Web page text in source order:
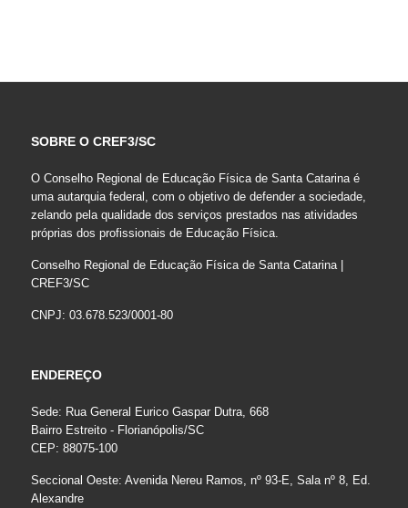
SOBRE O CREF3/SC
O Conselho Regional de Educação Física de Santa Catarina é
uma autarquia federal, com o objetivo de defender a sociedade,
zelando pela qualidade dos serviços prestados nas atividades
próprias dos profissionais de Educação Física.
Conselho Regional de Educação Física de Santa Catarina |
CREF3/SC
CNPJ: 03.678.523/0001-80
ENDEREÇO
Sede: Rua General Eurico Gaspar Dutra, 668
Bairro Estreito - Florianópolis/SC
CEP: 88075-100
Seccional Oeste: Avenida Nereu Ramos, nº 93-E, Sala nº 8, Ed.
Alexandre